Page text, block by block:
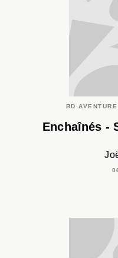
BD
Enchaînés -